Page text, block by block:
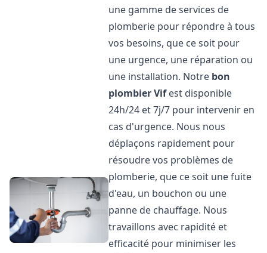
une gamme de services de
plomberie pour répondre à tous
vos besoins, que ce soit pour
une urgence, une réparation ou
une installation. Notre bon
plombierVifest disponible
24h/24 et 7j/7 pour intervenir en
cas d'urgence. Nous nous
déplaçons rapidement pour
résoudre vos problèmes de
plomberie, que ce soit une fuite
d'eau, un bouchon ou une
panne de chauffage. Nous
travaillons avec rapidité et
efficacité pour minimiser les